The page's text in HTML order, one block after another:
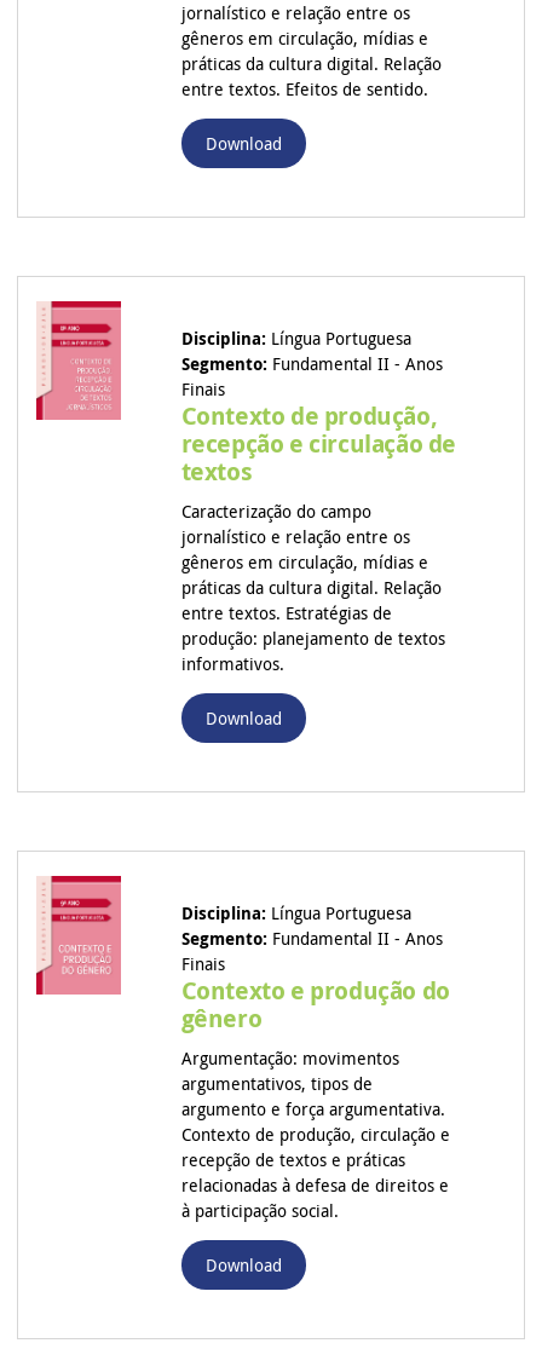
jornalístico e relação entre os
gêneros em circulação, mídias e
práticas da cultura digital. Relação
entre textos. Efeitos de sentido.
Download
Disciplina: Língua Portuguesa
Segmento: Fundamental II - Anos
Finais
Contexto de produção,
recepção e circulação de
textos
Caracterização do campo
jornalístico e relação entre os
gêneros em circulação, mídias e
práticas da cultura digital. Relação
entre textos. Estratégias de
produção: planejamento de textos
informativos.
Download
Disciplina: Língua Portuguesa
Segmento: Fundamental II - Anos
Finais
Contexto e produção do
gênero
Argumentação: movimentos
argumentativos, tipos de
argumento e força argumentativa.
Contexto de produção, circulação e
recepção de textos e práticas
relacionadas à defesa de direitos e
à participação social.
Download